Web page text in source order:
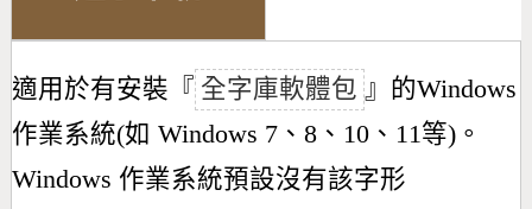
適用於有安裝『 全字庫軟體包 』的Windows
作業系統(如 Windows 7、8、10、11等)。
Windows 作業系統預設沒有該字形